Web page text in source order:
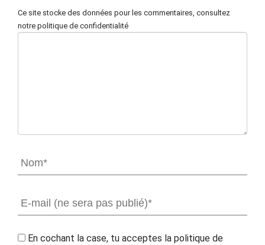
Ce site stocke des données pour les commentaires, consultez
notre politique de confidentialité
En cochant la case, tu acceptes la politique de